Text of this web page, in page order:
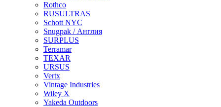
Rothco
RUSULTRAS
Schott NYC
Snugpak / Англия
SURPLUS
Terramar
TEXAR
URSUS
Vertx
Vintage Industries
Wiley X
Yakeda Outdoors